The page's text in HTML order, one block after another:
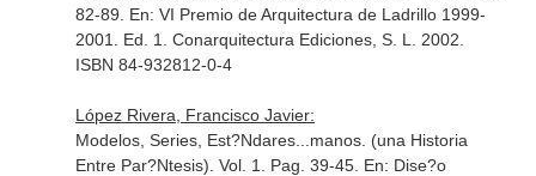
82-89. En: VI Premio de Arquitectura de Ladrillo 1999-
2001
. Ed. 1. Conarquitectura Ediciones, S. L. 2002.
ISBN 84-932812-0-4
López Rivera, Francisco Javier:
Modelos, Series, Est?Ndares...manos. (una Historia
Entre Par?Ntesis). Vol. 1. Pag. 39-45. En: Dise?o